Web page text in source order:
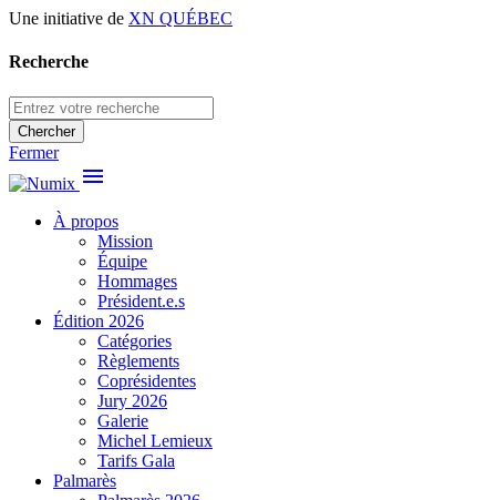
Une initiative de XN QUÉBEC
Recherche
Chercher
Fermer
menu
À propos
Mission
Équipe
Hommages
Président.e.s
Édition 2026
Catégories
Règlements
Coprésidentes
Jury 2026
Galerie
Michel Lemieux
Tarifs Gala
Palmarès